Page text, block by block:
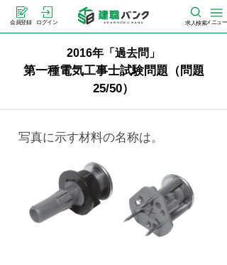
会員登録 ログイン 求人検索メニュー
2016年「過去問」
第一種電気工事士試験問題（問題
25/50）
写真に示す材料の名称は。